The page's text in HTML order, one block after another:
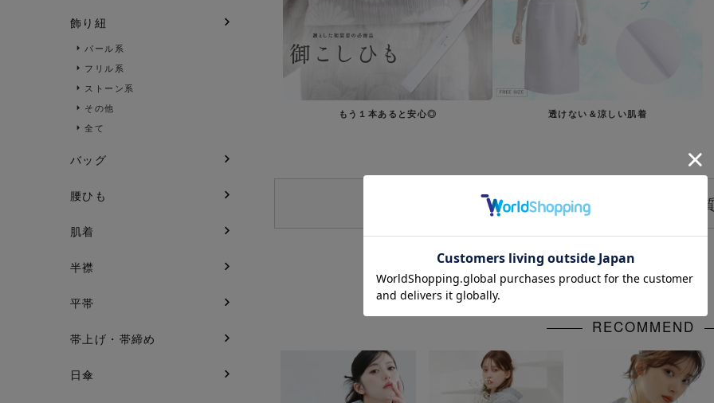
飾り紐
パール系
フリル系
ストーン系
その他
全て
バッグ
腰ひも
肌着
半襟
平帯
帯上げ・帯締め
日傘
もう１本あると安心◎ 透けない＆涼しい肌着
浴衣についてよくあるご
RECOMMEND